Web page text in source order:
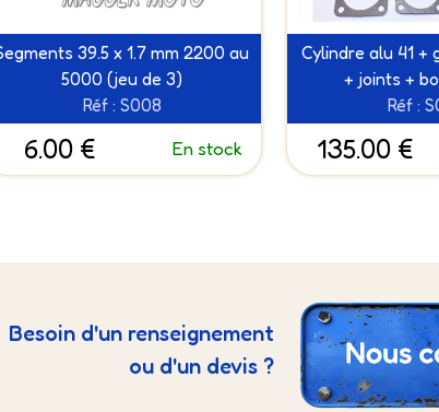
39.5 x 1.7 mm 2200 au
5000 (jeu de 3)
Réf : S008
6.00 € En stock
Cylindre alu 41 +
+ joints +
Réf :
135.00 €
Besoin d'un renseignement
ou d'un devis ?